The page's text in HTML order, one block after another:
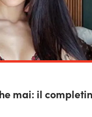
mai: il